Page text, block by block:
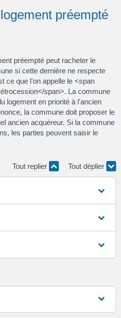
préempté
préempté peut racheter le
si cette dernière ne respecte
ce que l'on appelle le <span
span>. La commune
logement en priorité à l'ancien
la commune doit proposer le
ancien acquéreur. Si la commune
les parties peuvent saisir le
Tout replier Tout déplier